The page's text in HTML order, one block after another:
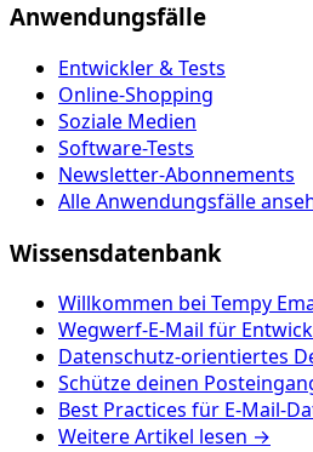
Anwendungsfälle
Entwickler & Tests
Online-Shopping
Soziale Medien
Software-Tests
Newsletter-Abonnements
Alle Anwendungsfälle
Wissensdatenbank
Willkommen bei Tempy
Wegwerf-E-Mail für
Datenschutz-orientiertes
Schütze deinen
Best Practices für E-Mail-
Weitere Artikel lesen →